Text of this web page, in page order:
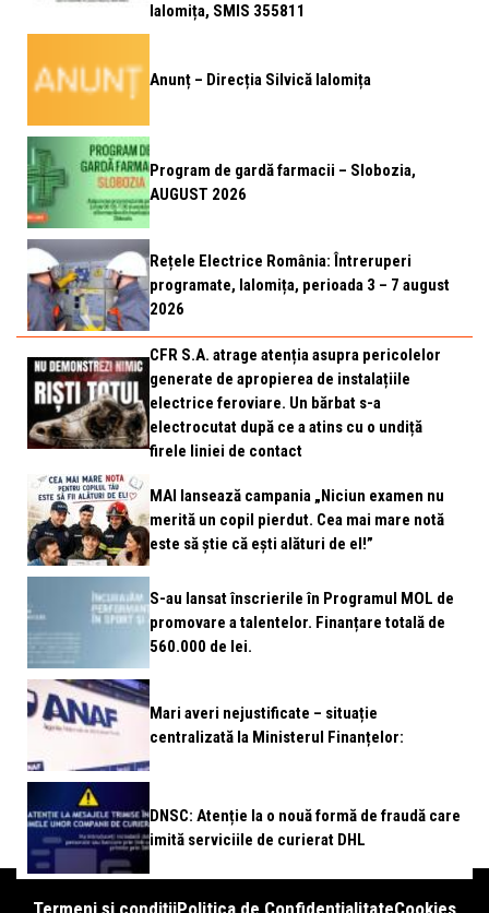
Ialomița, SMIS 355811
Anunț – Direcția Silvică Ialomița
Program de gardă farmacii – Slobozia,
AUGUST 2026
Rețele Electrice România: Întreruperi
programate, Ialomița, perioada 3 – 7 august
2026
CFR S.A. atrage atenția asupra pericolelor
generate de apropierea de instalațiile
electrice feroviare. Un bărbat s-a
electrocutat după ce a atins cu o undiță
firele liniei de contact
MAI lansează campania „Niciun examen nu
merită un copil pierdut. Cea mai mare notă
este să știe că ești alături de el!”
S-au lansat înscrierile în Programul MOL de
promovare a talentelor. Finanțare totală de
560.000 de lei.
Mari averi nejustificate – situație
centralizată la Ministerul Finanțelor:
DNSC: Atenție la o nouă formă de fraudă care
imită serviciile de curierat DHL
Termeni și condițiiPolitica de ConfidențialitateCookies